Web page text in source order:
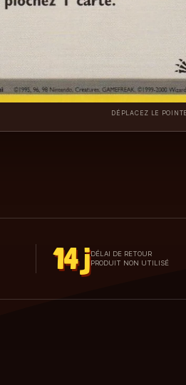
DÉPLACEZ LE
14 jDÉLAI DE RETOUR
PRODUIT NON UTILISÉ